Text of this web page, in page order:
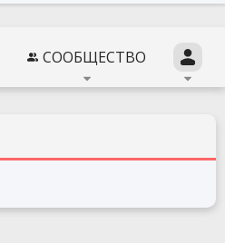
СООБЩЕСТВО